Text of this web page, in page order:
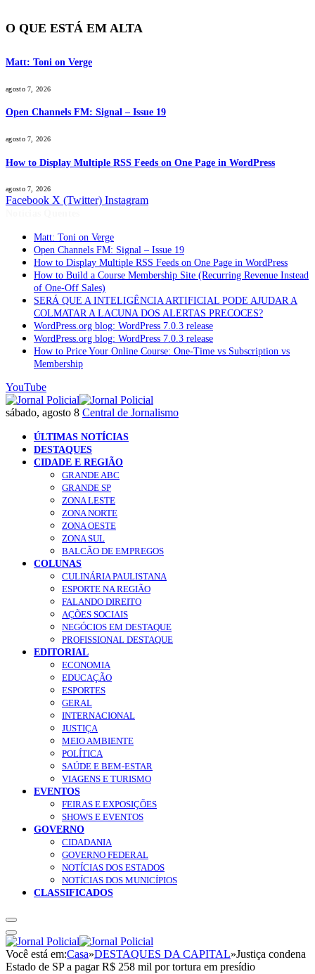
O QUE ESTÁ EM ALTA
Matt: Toni on Verge
agosto 7, 2026
Open Channels FM: Signal – Issue 19
agosto 7, 2026
How to Display Multiple RSS Feeds on One Page in WordPress
agosto 7, 2026
Facebook X (Twitter) Instagram
Matt: Toni on Verge
Open Channels FM: Signal – Issue 19
How to Display Multiple RSS Feeds on One Page in WordPress
How to Build a Course Membership Site (Recurring Revenue Instead
of One-Off Sales)
SERÁ QUE A INTELIGÊNCIA ARTIFICIAL PODE AJUDAR A
COLMATAR A LACUNA DOS ALERTAS PRECOCES?
WordPress.org blog: WordPress 7.0.3 release
WordPress.org blog: WordPress 7.0.3 release
How to Price Your Online Course: One-Time vs Subscription vs
Membership
YouTube
sábado, agosto 8 Central de Jornalismo
ÚLTIMAS NOTÍCIAS
DESTAQUES
CIDADE E REGIÃO
GRANDE ABC
GRANDE SP
ZONA LESTE
ZONA NORTE
ZONA OESTE
ZONA SUL
BALCÃO DE EMPREGOS
COLUNAS
CULINÁRIA PAULISTANA
ESPORTE NA REGIÃO
FALANDO DIREITO
AÇÕES SOCIAIS
NEGÓCIOS EM DESTAQUE
PROFISSIONAL DESTAQUE
EDITORIAL
ECONOMIA
EDUCAÇÃO
ESPORTES
GERAL
INTERNACIONAL
JUSTIÇA
MEIO AMBIENTE
POLÍTICA
SAÚDE E BEM-ESTAR
VIAGENS E TURISMO
EVENTOS
FEIRAS E EXPOSIÇÕES
SHOWS E EVENTOS
GOVERNO
CIDADANIA
GOVERNO FEDERAL
NOTÍCIAS DOS ESTADOS
NOTÍCIAS DOS MUNICÍPIOS
CLASSIFICADOS
Você está em:Casa»DESTAQUES DA CAPITAL»Justiça condena
Estado de SP a pagar R$ 258 mil por tortura em presídio